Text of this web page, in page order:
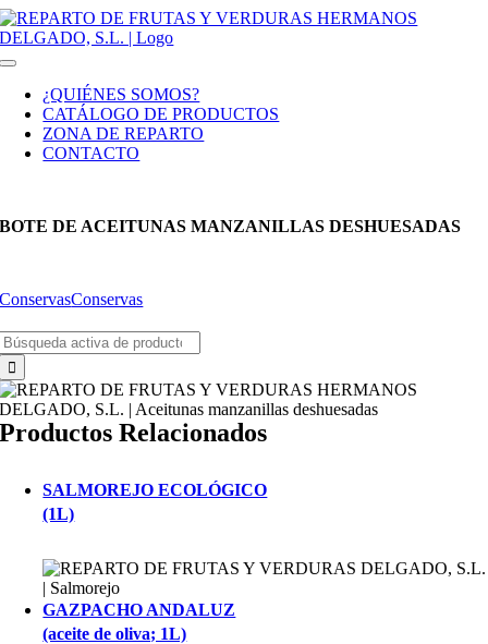
Saltar
al
contenido
Toggle
Navigation¿QUIÉNES SOMOS?
CATÁLOGO DE PRODUCTOS
ZONA DE REPARTO
CONTACTO
BOTE DE ACEITUNAS MANZANILLAS DESHUESADAS
ConservasConservas
Productos Relacionados
SALMOREJO ECOLÓGICO
(1L)
GAZPACHO ANDALUZ
(aceite de oliva; 1L)